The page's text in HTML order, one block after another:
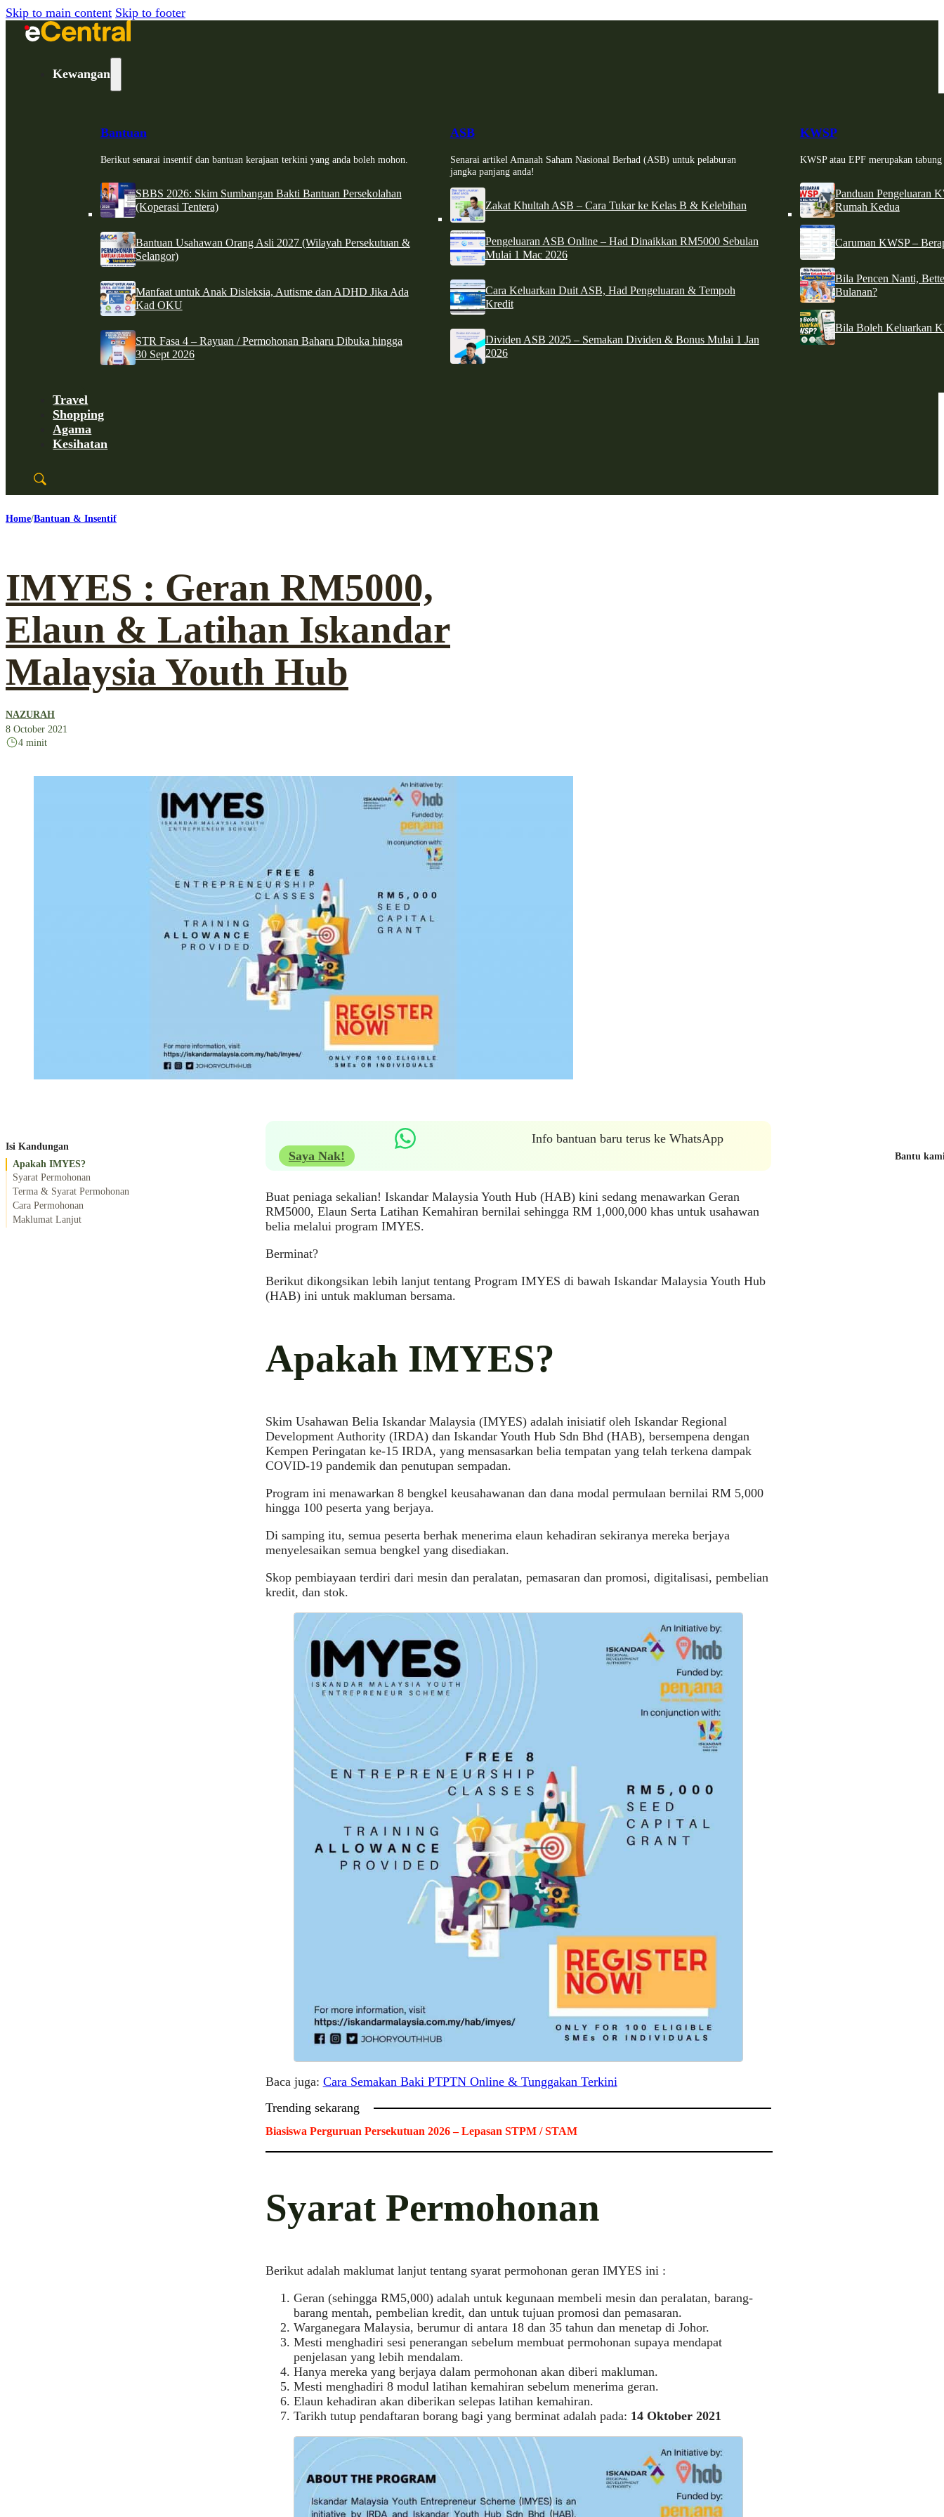
Skip to main content Skip to footer
Kewangan
Bantuan
Berikut senarai insentif dan bantuan kerajaan terkini yang anda boleh mohon.
SBBS 2026: Skim Sumbangan Bakti Bantuan Persekolahan
(Koperasi Tentera)
Bantuan Usahawan Orang Asli 2027 (Wilayah Persekutuan &
Selangor)
Manfaat untuk Anak Disleksia, Autisme dan ADHD Jika Ada
Kad OKU
STR Fasa 4 – Rayuan / Permohonan Baharu Dibuka hingga
30 Sept 2026
ASB
Senarai artikel Amanah Saham Nasional Berhad (ASB) untuk pelaburan
jangka panjang anda!
Zakat Khultah ASB – Cara Tukar ke Kelas B & Kelebihan
Pengeluaran ASB Online – Had Dinaikkan RM5000 Sebulan
Mulai 1 Mac 2026
Cara Keluarkan Duit ASB, Had Pengeluaran & Tempoh
Kredit
Dividen ASB 2025 – Semakan Dividen & Bonus Mulai 1 Jan
2026
KWSP
KWSP atau EPF merupakan
Panduan Pengeluaran
Rumah Kedua
Caruman KWSP –
Bila Pencen Nanti,
Bulanan?
Bila Boleh Keluarkan
Travel
Shopping
Agama
Kesihatan
Home Bantuan & Insentif
IMYES : Geran RM5000,
Elaun & Latihan Iskandar
Malaysia Youth Hub
NAZURAH
8 October 2021
4 minit
Isi Kandungan
Apakah IMYES?
Syarat Permohonan
Terma & Syarat Permohonan
Cara Permohonan
Maklumat Lanjut
Info bantuan baru terus ke WhatsApp
Saya Nak!
Buat peniaga sekalian! Iskandar Malaysia Youth Hub (HAB) kini sedang menawarkan Geran
RM5000, Elaun Serta Latihan Kemahiran bernilai sehingga RM 1,000,000 khas untuk usahawan
belia melalui program IMYES.
Berminat?
Berikut dikongsikan lebih lanjut tentang Program IMYES di bawah Iskandar Malaysia Youth Hub
(HAB) ini untuk makluman bersama.
Apakah IMYES?
Skim Usahawan Belia Iskandar Malaysia (IMYES) adalah inisiatif oleh Iskandar Regional
Development Authority (IRDA) dan Iskandar Youth Hub Sdn Bhd (HAB), bersempena dengan
Kempen Peringatan ke-15 IRDA, yang mensasarkan belia tempatan yang telah terkena dampak
COVID-19 pandemik dan penutupan sempadan.
Program ini menawarkan 8 bengkel keusahawanan dan dana modal permulaan bernilai RM 5,000
hingga 100 peserta yang berjaya.
Di samping itu, semua peserta berhak menerima elaun kehadiran sekiranya mereka berjaya
menyelesaikan semua bengkel yang disediakan.
Skop pembiayaan terdiri dari mesin dan peralatan, pemasaran dan promosi, digitalisasi, pembelian
kredit, dan stok.
Baca juga: Cara Semakan Baki PTPTN Online & Tunggakan Terkini
Trending sekarang
Biasiswa Perguruan Persekutuan 2026 – Lepasan STPM / STAM
Syarat Permohonan
Berikut adalah maklumat lanjut tentang syarat permohonan geran IMYES ini :
Geran (sehingga RM5,000) adalah untuk kegunaan membeli mesin dan peralatan, barang-
barang mentah, pembelian kredit, dan untuk tujuan promosi dan pemasaran.
Warganegara Malaysia, berumur di antara 18 dan 35 tahun dan menetap di Johor.
Mesti menghadiri sesi penerangan sebelum membuat permohonan supaya mendapat
penjelasan yang lebih mendalam.
Hanya mereka yang berjaya dalam permohonan akan diberi makluman.
Mesti menghadiri 8 modul latihan kemahiran sebelum menerima geran.
Elaun kehadiran akan diberikan selepas latihan kemahiran.
Tarikh tutup pendaftaran borang bagi yang berminat adalah pada: 14 Oktober 2021
Bantu